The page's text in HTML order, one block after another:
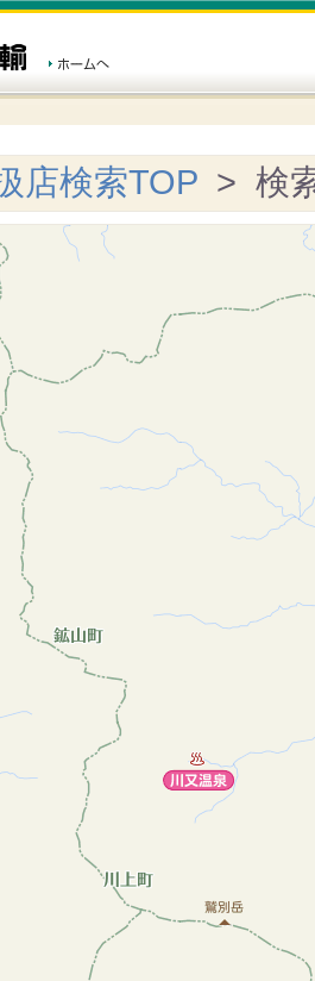
店検索TOP > 検